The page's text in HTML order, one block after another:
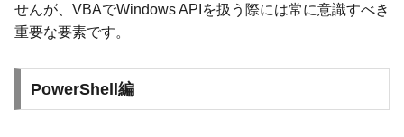
せんが、VBAでWindows APIを扱う際には常に意識すべき
重要な要素です。
PowerShell編